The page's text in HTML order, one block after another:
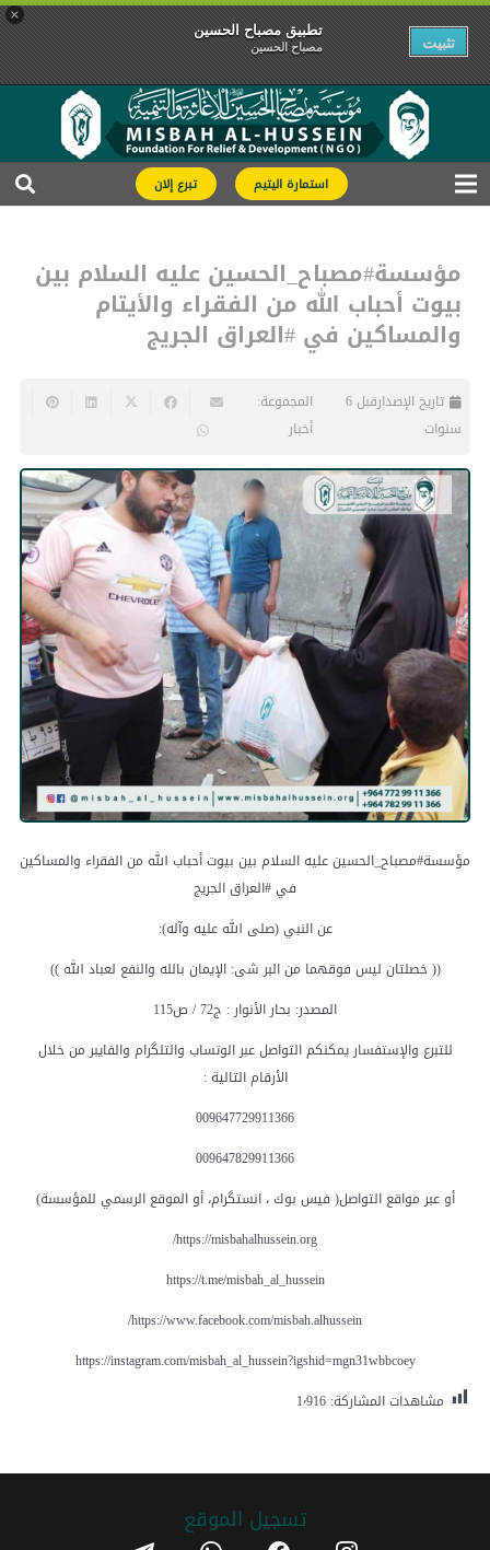
×
تطبیق مصباح الحسین
مصباح الحسین تثبیت
استمارة اليتيم تبرع إلان
مؤسسة#مصباح_الحسين عليه السلام بين
بيوت أحباب الله من الفقراء والأيتام
والمساكين في #العراق الجريج
تاريخ الإصدار
قبل 6
سنوات
المجموعة:
أخبار
مؤسسة#مصباح_الحسين عليه السلام بين بيوت أحباب الله من الفقراء والمساكين
في #العراق الجريج
عن النبي (صلى الله عليه وآله):
(( خصلتان ليس فوقهما من البر شى: الإيمان بالله والنفع لعباد الله ))
المصدر: بحار الأنوار : ج72 / ص115
للتبرع والإستفسار يمكنكم التواصل عبر الوتساب والتلگرام والفايبر من خلال
الأرقام التالية :
009647729911366
009647829911366
أو عبر مواقع التواصل( فيس بوك ، انستگرام، أو الموقع الرسمي للمؤسسة)
‏https://t.me/misbah_al_hussein
‏https://instagram.com/misbah_al_hussein?igshid=mgn31wbbcoey
مشاهدات المشاركة: 1٬916
تسجیل الموقع instagram
facebook
whatsapp
telegram